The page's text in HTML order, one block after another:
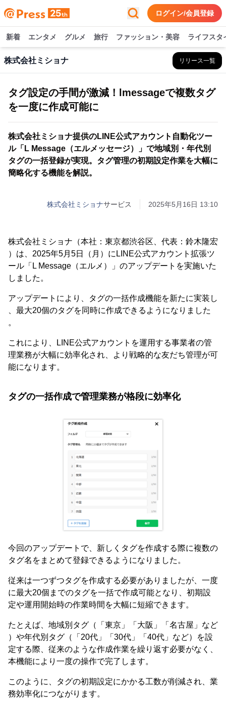
ログイン/会員登録
新着 エンタメ グルメ 旅行 ファッション・美容 ライフスタ
株式会社ミショナ リリース一覧
タグ設定の手間が激減！lmessageで複数タグ
を一度に作成可能に
株式会社ミショナ提供のLINE公式アカウント自動化ツー
ル「L Message（エルメッセージ）」で地域別・年代別
タグの一括登録が実現。タグ管理の初期設定作業を大幅に
簡略化する機能を解説。
株式会社ミショナサービス 2025年5月16日 13:10
株式会社ミショナ（本社：東京都渋谷区、代表：鈴木隆宏
）は、2025年5月5日（月）にLINE公式アカウント拡張ツ
ール「L Message（エルメ）」のアップデートを実施いた
しました。
アップデートにより、タグの一括作成機能を新たに実装し
、最大20個のタグを同時に作成できるようになりました
。
これにより、LINE公式アカウントを運用する事業者の管
理業務が大幅に効率化され、より戦略的な友だち管理が可
能になります。
タグの一括作成で管理業務が格段に効率化
今回のアップデートで、新しくタグを作成する際に複数の
タグ名をまとめて登録できるようになりました。
従来は一つずつタグを作成する必要がありましたが、一度
に最大20個までのタグを一括で作成可能となり、初期設
定や運用開始時の作業時間を大幅に短縮できます。
たとえば、地域別タグ（「東京」「大阪」「名古屋」など
）や年代別タグ（「20代」「30代」「40代」など）を設
定する際、従来のような作成作業を繰り返す必要がなく、
本機能により一度の操作で完了します。
このように、タグの初期設定にかかる工数が削減され、業
務効率化につながります。